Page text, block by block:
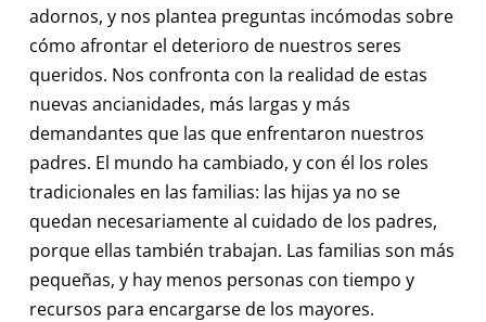
adornos, y nos plantea preguntas incómodas sobre
cómo afrontar el deterioro de nuestros seres
queridos. Nos confronta con la realidad de estas
nuevas ancianidades, más largas y más
demandantes que las que enfrentaron nuestros
padres. El mundo ha cambiado, y con él los roles
tradicionales en las familias: las hijas ya no se
quedan necesariamente al cuidado de los padres,
porque ellas también trabajan. Las familias son más
pequeñas, y hay menos personas con tiempo y
recursos para encargarse de los mayores.